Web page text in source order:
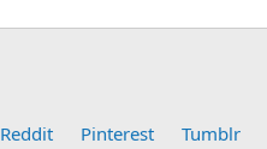
Reddit Pinterest Tumblr